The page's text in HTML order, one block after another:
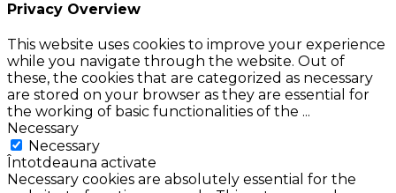
Privacy Overview
This website uses cookies to improve your experience
while you navigate through the website. Out of
these, the cookies that are categorized as necessary
are stored on your browser as they are essential for
the working of basic functionalities of the ...
Necessary
Necessary
Întotdeauna activate
Necessary cookies are absolutely essential for the